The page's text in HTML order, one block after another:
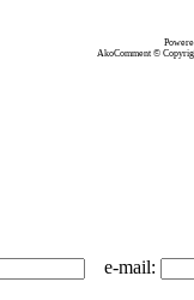
AkoComment ©
e-mail: